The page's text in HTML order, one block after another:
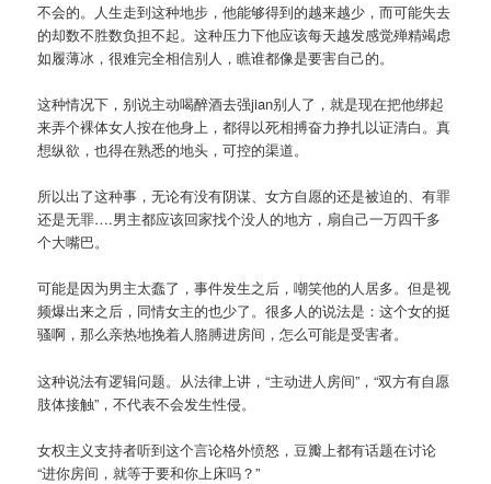
不会的。人生走到这种地步，他能够得到的越来越少，而可能失去
的却数不胜数负担不起。这种压力下他应该每天越发感觉殚精竭虑
如履薄冰，很难完全相信别人，瞧谁都像是要害自己的。
这种情况下，别说主动喝醉酒去强jian别人了，就是现在把他绑起
来弄个裸体女人按在他身上，都得以死相搏奋力挣扎以证清白。真
想纵欲，也得在熟悉的地头，可控的渠道。
所以出了这种事，无论有没有阴谋、女方自愿的还是被迫的、有罪
还是无罪….男主都应该回家找个没人的地方，扇自己一万四千多
个大嘴巴。
可能是因为男主太蠢了，事件发生之后，嘲笑他的人居多。但是视
频爆出来之后，同情女主的也少了。很多人的说法是：这个女的挺
骚啊，那么亲热地挽着人胳膊进房间，怎么可能是受害者。
这种说法有逻辑问题。从法律上讲，“主动进人房间”，“双方有自愿
肢体接触”，不代表不会发生性侵。
女权主义支持者听到这个言论格外愤怒，豆瓣上都有话题在讨论
“进你房间，就等于要和你上床吗？”